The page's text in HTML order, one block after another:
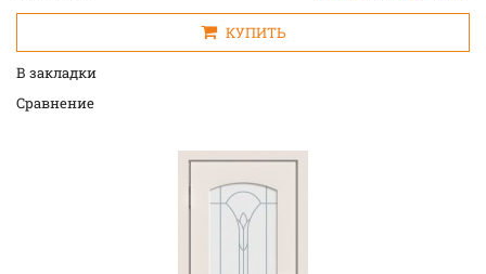
КУПИТЬ
В закладки
Cравнение